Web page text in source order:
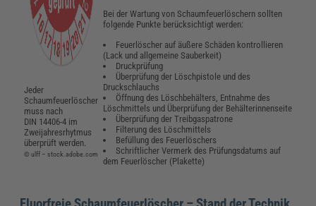
Jeder
Schaumfeuerlöscher
muss nach
DIN 14406-4 im
Zweijahresrhytmus
überprüft werden.
© ulff – stock.adobe.com
Bei der Wartung von Schaumfeuerlöschern sollten
folgende Punkte berücksichtigt werden:
Feuerlöscher auf äußere Schäden kontrollieren
(Lack und allgemeine Sauberkeit)
Druckprüfung
Überprüfung der Löschpistole und des
Druckschlauchs
Öffnung des Löschbehälters, Entnahme des
Löschmittels und Überprüfung der Behälterinnenseite
Überprüfung der Treibgaspatrone
Filterung des Löschmittels
Befüllung des Feuerlöschers
Schriftlicher Vermerk des Prüfungsdatums auf
dem Feuerlöscher (Plakette)